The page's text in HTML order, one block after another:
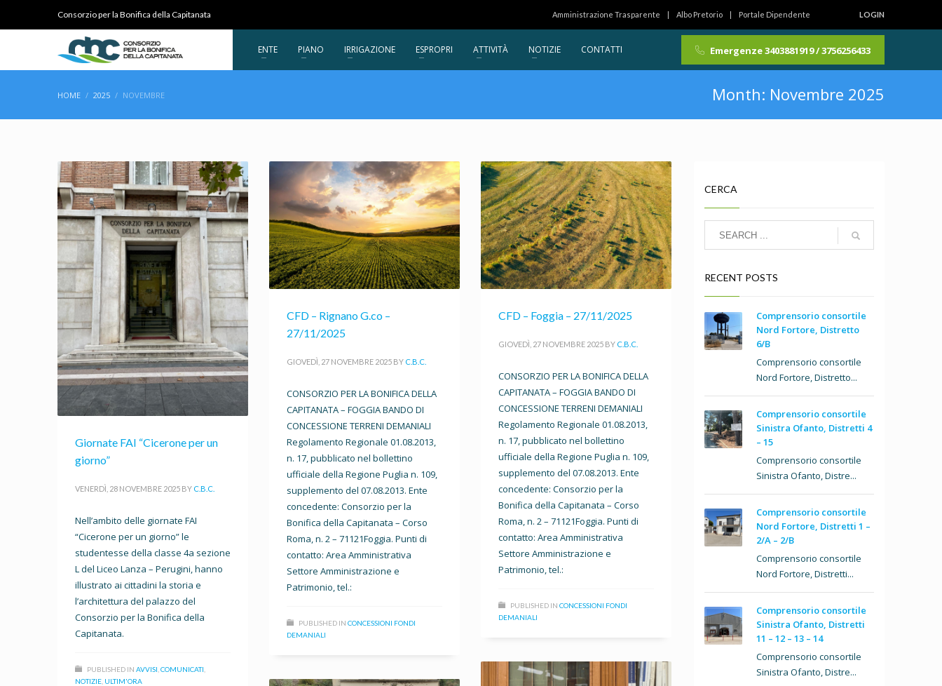
Consorzio per la Bonifica della Capitanata Amministrazione Trasparente Albo Pretorio Portale Dipendente LOGIN
ENTE PIANO IRRIGAZIONE ESPROPRI ATTIVITÀ NOTIZIE CONTATTI Emergenze 3403881919 / 3756256433
HOME 2025 NOVEMBRE Month: Novembre 2025
Giornate FAI “Cicerone per un
giorno”
VENERDÌ, 28 NOVEMBRE 2025 BY C.B.C.
Nell’ambito delle giornate FAI
“Cicerone per un giorno” le
studentesse della classe 4a sezione
L del Liceo Lanza – Perugini, hanno
illustrato ai cittadini la storia e
l’architettura del palazzo del
Consorzio per la Bonifica della
Capitanata.
PUBLISHED IN AVVISI COMUNICATI
NOTIZIE ULTIM'ORA
CFD – Rignano G.co –
27/11/2025
GIOVEDÌ, 27 NOVEMBRE 2025 BY C.B.C.
CONSORZIO PER LA BONIFICA DELLA
CAPITANATA – FOGGIA BANDO DI
CONCESSIONE TERRENI DEMANIALI
Regolamento Regionale 01.08.2013,
n. 17, pubblicato nel bollettino
ufficiale della Regione Puglia n. 109,
supplemento del 07.08.2013. Ente
concedente: Consorzio per la
Bonifica della Capitanata – Corso
Roma, n. 2 – 71121Foggia. Punti di
contatto: Area Amministrativa
Settore Amministrazione e
Patrimonio, tel.:
PUBLISHED IN CONCESSIONI FONDI
DEMANIALI
CFD – Foggia – 27/11/2025
GIOVEDÌ, 27 NOVEMBRE 2025 BY C.B.C.
CONSORZIO PER LA BONIFICA DELLA
CAPITANATA – FOGGIA BANDO DI
CONCESSIONE TERRENI DEMANIALI
Regolamento Regionale 01.08.2013,
n. 17, pubblicato nel bollettino
ufficiale della Regione Puglia n. 109,
supplemento del 07.08.2013. Ente
concedente: Consorzio per la
Bonifica della Capitanata – Corso
Roma, n. 2 – 71121Foggia. Punti di
contatto: Area Amministrativa
Settore Amministrazione e
Patrimonio, tel.:
PUBLISHED IN CONCESSIONI FONDI
DEMANIALI
CERCA
RECENT POSTS
Comprensorio consortile
Nord Fortore, Distretto
6/B
Comprensorio consortile
Nord Fortore, Distretto...
Comprensorio consortile
Sinistra Ofanto, Distretti 4
– 15
Comprensorio consortile
Sinistra Ofanto, Distre...
Comprensorio consortile
Nord Fortore, Distretti 1 –
2/A – 2/B
Comprensorio consortile
Nord Fortore, Distretti...
Comprensorio consortile
Sinistra Ofanto, Distretti
11 – 12 – 13 – 14
Comprensorio consortile
Sinistra Ofanto, Distre...